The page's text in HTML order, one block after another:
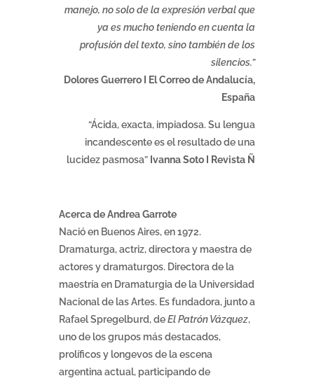
manejo, no solo de la expresión verbal que
ya es mucho teniendo en cuenta la
profusión del texto, sino también de los
silencios.”
Dolores Guerrero I El Correo de Andalucía,
España
“Ácida, exacta, impiadosa. Su lengua
incandescente es el resultado de una
lucidez pasmosa” Ivanna Soto I Revista Ñ
Acerca de Andrea Garrote
Nació en Buenos Aires, en 1972.
Dramaturga, actriz, directora y maestra de
actores y dramaturgos. Directora de la
maestría en Dramaturgia de la Universidad
Nacional de las Artes. Es fundadora, junto a
Rafael Spregelburd, deEl Patrón Vázquez,
uno de los grupos más destacados,
prolíficos y longevos de la escena
argentina actual, participando de